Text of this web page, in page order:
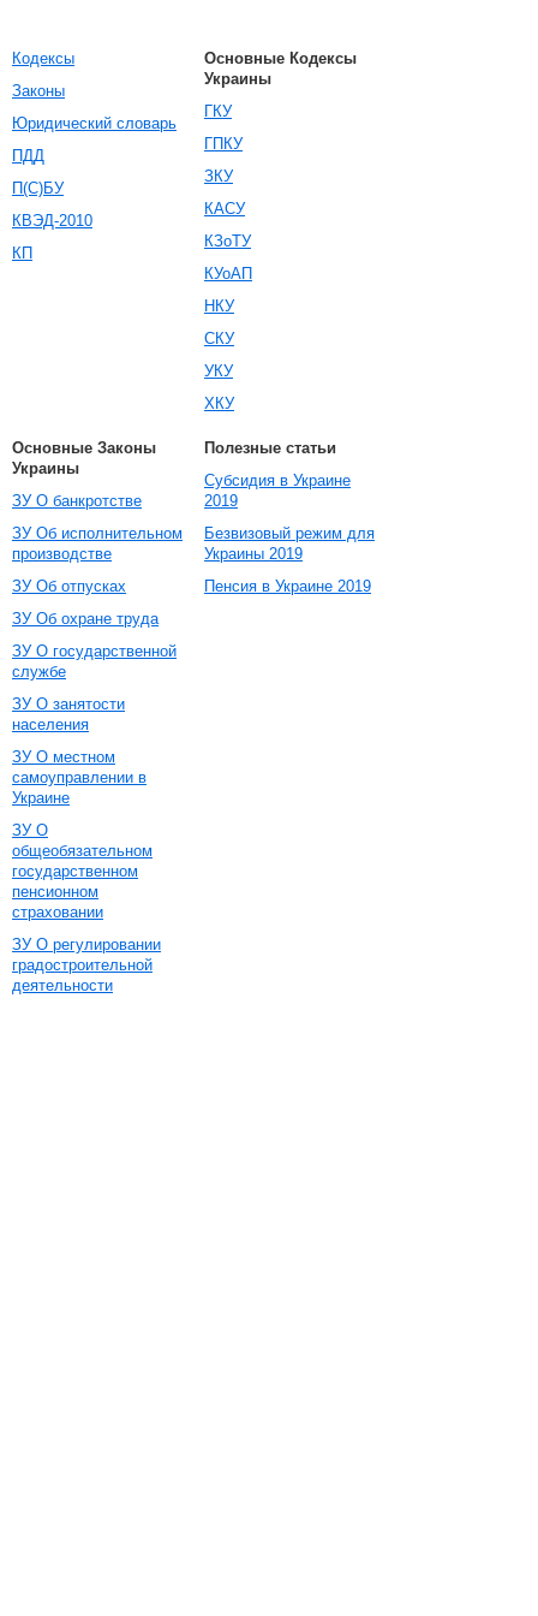
Кодексы
Законы
Юридический словарь
ПДД
П(С)БУ
КВЭД-2010
КП
Основные Кодексы
Украины
ГКУ
ГПКУ
ЗКУ
КАСУ
КЗоТУ
КУоАП
НКУ
СКУ
УКУ
ХКУ
Основные Законы
Украины
ЗУ О банкротстве
ЗУ Об исполнительном
производстве
ЗУ Об отпусках
ЗУ Об охране труда
ЗУ О государственной
службе
ЗУ О занятости
населения
ЗУ О местном
самоуправлении в
Украине
ЗУ О
общеобязательном
государственном
пенсионном
страховании
ЗУ О регулировании
градостроительной
деятельности
Полезные статьи
Субсидия в Украине
2019
Безвизовый режим для
Украины 2019
Пенсия в Украине 2019